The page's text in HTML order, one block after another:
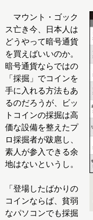
マウント・ゴック
ス亡き今、日本人は
どうやって暗号通貨
を買えばいいのか。
暗号通貨ならではの
「採掘」でコインを
手に入れる方法もあ
るのだろうが、ビッ
トコインの採掘は高
価な設備を整えたプ
ロ採掘者が跋扈し、
素人が参入できる余
地はないというし。
「登場したばかりの
コインならば、貧弱
なパソコンでも採掘